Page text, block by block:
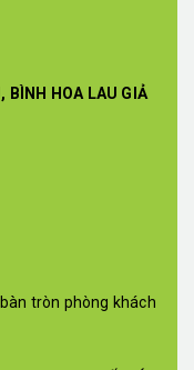
BÌNH HOA LAU GIẢ
tròn phòng khách